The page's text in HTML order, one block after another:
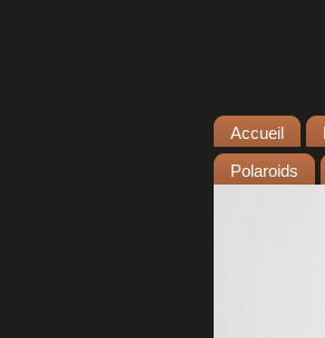
Accueil
Polaroids